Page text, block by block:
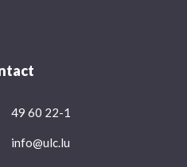
49 60 22-1
info@ulc.lu